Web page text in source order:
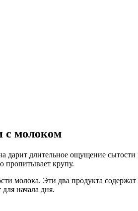
с молоком
дарит длительное ощущение
пропитывает крупу.
молока. Эти два продукта
начала дня.